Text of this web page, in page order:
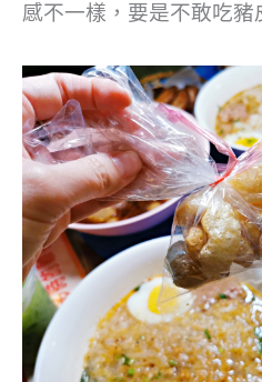
感不一樣，要是不敢吃